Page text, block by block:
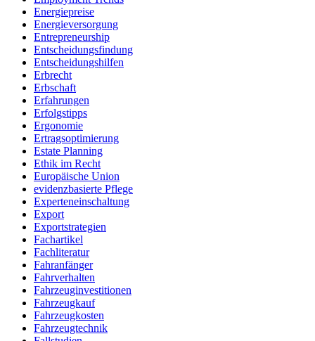
Energiepreise
Energieversorgung
Entrepreneurship
Entscheidungsfindung
Entscheidungshilfen
Erbrecht
Erbschaft
Erfahrungen
Erfolgstipps
Ergonomie
Ertragsoptimierung
Estate Planning
Ethik im Recht
Europäische Union
evidenzbasierte Pflege
Experteneinschaltung
Export
Exportstrategien
Fachartikel
Fachliteratur
Fahranfänger
Fahrverhalten
Fahrzeuginvestitionen
Fahrzeugkauf
Fahrzeugkosten
Fahrzeugtechnik